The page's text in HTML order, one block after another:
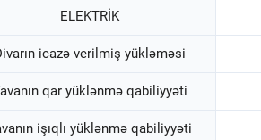
ELEKTRİK
icazə verilmiş yükləməsi
qar yüklənmə qabiliyyəti
işıqlı yüklənmə qabiliyyəti